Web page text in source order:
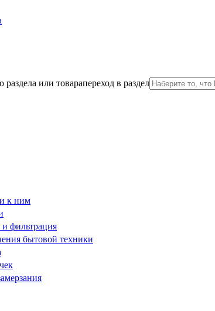
или товарапереход в раздел
к ним
фильтрация
бытовой техники